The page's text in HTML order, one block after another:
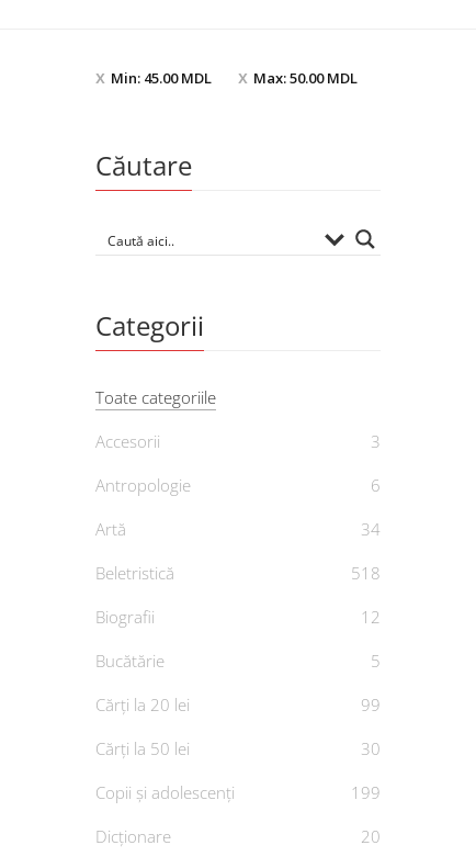
recente
Min: 45.00MDL Max:50.00MDL
Căutare
Categorii
Toate categoriile
Accesorii
3
Antropologie
6
Artă
34
Beletristică
518
Biografii
12
Bucătărie
5
Cărți la 20 lei
99
Cărți la 50 lei
30
Copii și adolescenți
199
Dicționare
20